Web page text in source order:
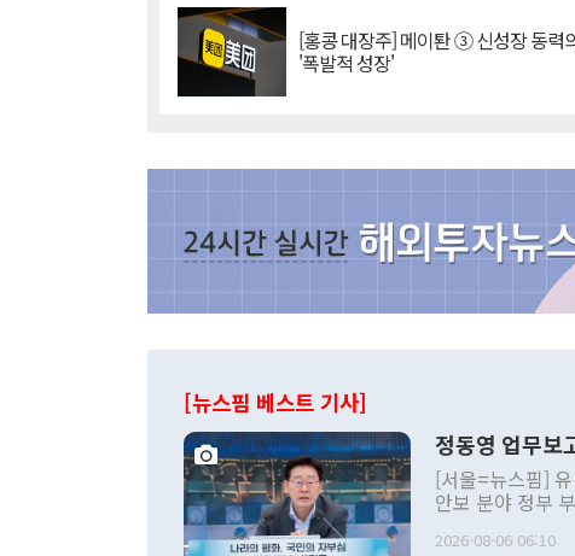
[홍콩 대장주] 메이퇀 ③ 신성장 동력
'폭발적 성장'
[뉴스핌 베스트 기사]
정동영 업무보
[서울=뉴스핌]
안보 분야 정부
발언 중에는 정
2026-08-06 06:10